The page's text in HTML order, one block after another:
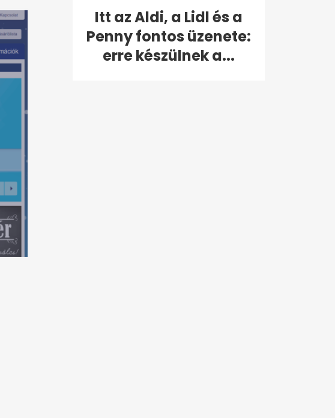
Itt az Aldi, a Lidl és a
Penny fontos üzenete:
erre készülnek a...